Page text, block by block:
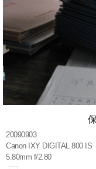
20090903
Canon IXY DIGITAL 800 IS
5.80mm f/2.80